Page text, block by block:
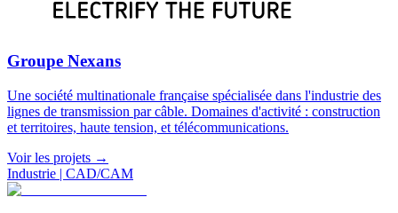
Groupe Nexans
Une société multinationale française spécialisée dans l'industrie des
lignes de transmission par câble. Domaines d'activité : construction
et territoires, haute tension, et télécommunications.
Voir les projets →
Industrie | CAD/CAM